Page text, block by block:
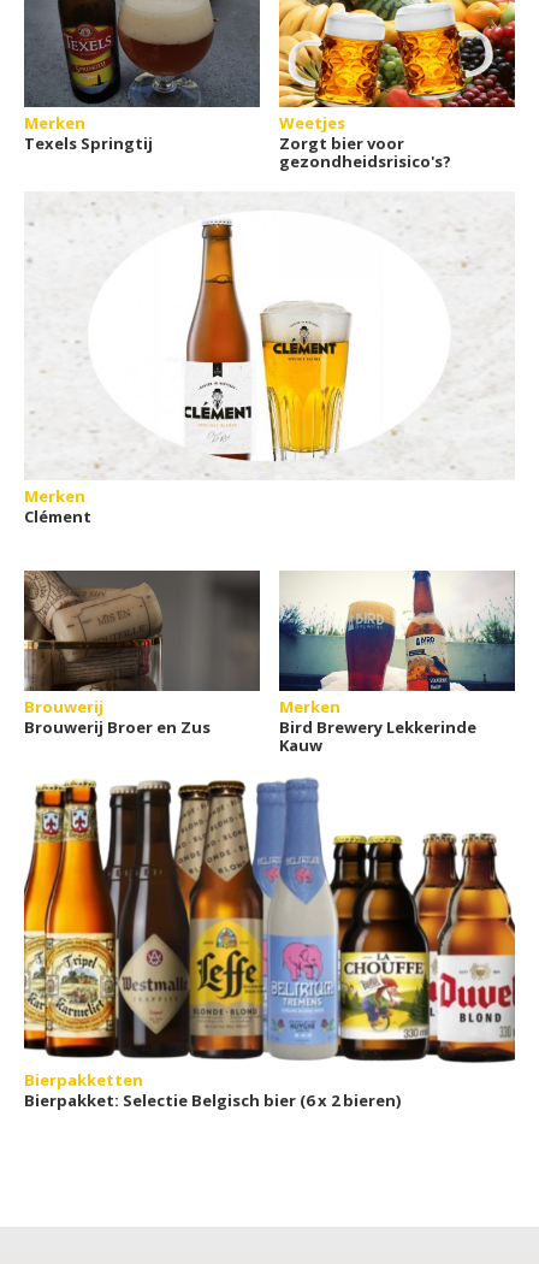
Merken
Texels Springtij
Weetjes
Zorgt bier voor
gezondheidsrisico's?
Merken
Clément
Brouwerij
Brouwerij Broer en Zus
Merken
Bird Brewery Lekkerinde
Kauw
Bierpakketten
Bierpakket: Selectie Belgisch bier (6 x 2 bieren)